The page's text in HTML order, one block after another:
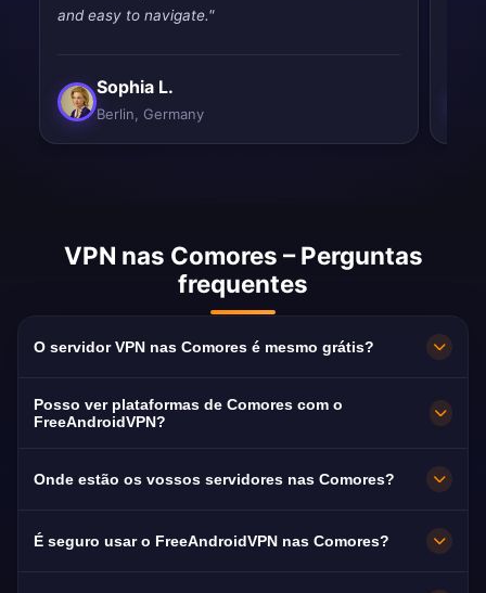
and easy to navigate."
Sophia L.
Berlin, Germany
VPN nas Comores – Perguntas
frequentes
O servidor VPN nas Comores é mesmo grátis?
subscrição, sem cartão e sem registo, com
Posso ver plataformas de Comores com o
FreeAndroidVPN?
Onde estão os vossos servidores nas Comores?
comutam automaticamente para o mais
É seguro usar o FreeAndroidVPN nas Comores?